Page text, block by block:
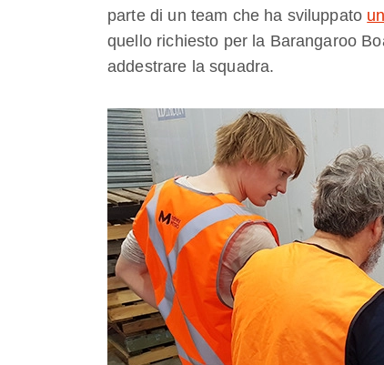
parte di un team che ha sviluppato
quello richiesto per la Barangaroo
addestrare la squadra.